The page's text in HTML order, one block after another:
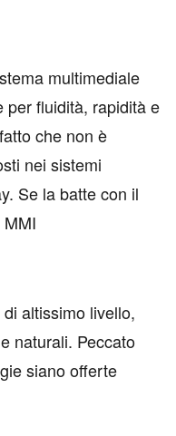
multimediale
per fluidità, rapidità e
che non è
nei sistemi
Se la batte con il
MMI
altissimo livello,
naturali. Peccato
siano offerte